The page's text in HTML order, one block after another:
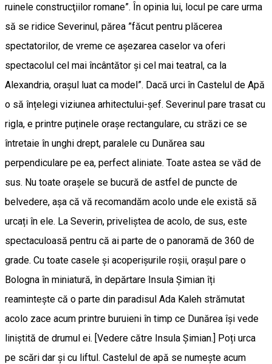
ruinele construcţiilor romane”. În opinia lui, locul pe care urma
să se ridice Severinul, părea ”făcut pentru plăcerea
spectatorilor, de vreme ce aşezarea caselor va oferi
spectacolul cel mai încântător şi cel mai teatral, ca la
Alexandria, oraşul luat ca model”. Dacă urci în Castelul de Apă
o să înțelegi viziunea arhitectului-șef. Severinul pare trasat cu
rigla, e printre puținele orașe rectangulare, cu străzi ce se
întretaie în unghi drept, paralele cu Dunărea sau
perpendiculare pe ea, perfect aliniate. Toate astea se văd de
sus. Nu toate orașele se bucură de astfel de puncte de
belvedere, așa că vă recomandăm acolo unde ele există să
urcați în ele. La Severin, priveliștea de acolo, de sus, este
spectaculoasă pentru că ai parte de o panoramă de 360 de
grade. Cu toate casele și acoperișurile roșii, orașul pare o
Bologna în miniatură, în depărtare Insula Șimian îți
reamintește că o parte din paradisul Ada Kaleh strămutat
acolo zace acum printre buruieni în timp ce Dunărea își vede
liniștită de drumul ei. [Vedere către Insula Șimian.] Poți urca
pe scări dar și cu liftul. Castelul de apă se numește acum